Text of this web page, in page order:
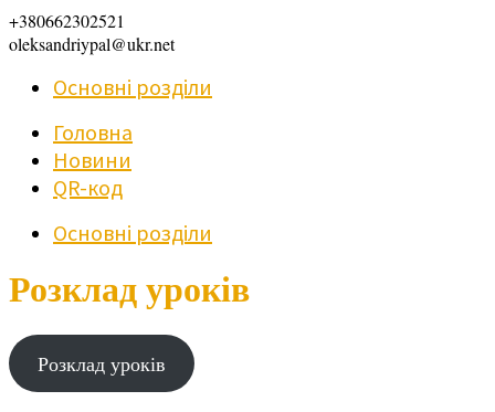
+380662302521
oleksandriypal@ukr.net
Основні розділи
Головна
Новини
QR-код
Основні розділи
Розклад уроків
Розклад уроків